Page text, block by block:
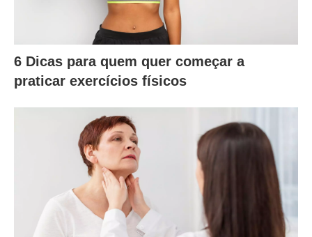
6 Dicas para quem quer começar a
praticar exercícios físicos